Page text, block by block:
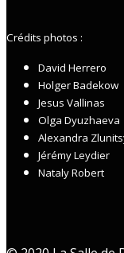
Crédits photos :
David Herrero
Holger Badekow
Jesus Vallinas
Olga Dyuzhaeva
Alexandra
Jérémy Leydier
Nataly Robert